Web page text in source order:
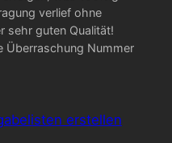
verlief ohne
sehr guten Qualität!
Überraschung Nummer